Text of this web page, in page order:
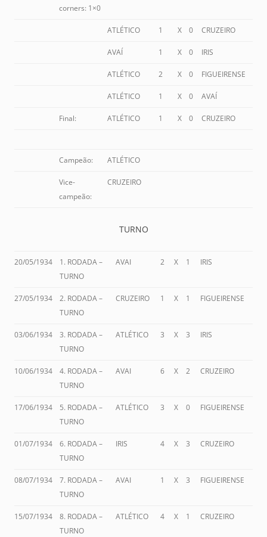
corners: 1×0
ATLÉTICO 1 X 0 CRUZEIRO
AVAÍ 1 X 0 IRIS
ATLÉTICO 2 X 0 FIGUEIRENSE
ATLÉTICO 1 X 0 AVAÍ
Final: ATLÉTICO 1 X 0 CRUZEIRO
Campeão: ATLÉTICO
Vice-
campeão:
CRUZEIRO
TURNO
20/05/1934
1. RODADA –
TURNO
AVAI 2 X 1 IRIS
27/05/1934
2. RODADA –
TURNO
CRUZEIRO 1 X 1 FIGUEIRENSE
03/06/1934
3. RODADA –
TURNO
ATLÉTICO 3 X 3 IRIS
10/06/1934
4. RODADA –
TURNO
AVAI 6 X 2 CRUZEIRO
17/06/1934
5. RODADA –
TURNO
ATLÉTICO 3 X 0 FIGUEIRENSE
01/07/1934
6. RODADA –
TURNO
IRIS 4 X 3 CRUZEIRO
08/07/1934
7. RODADA –
TURNO
AVAI 1 X 3 FIGUEIRENSE
15/07/1934
8. RODADA –
TURNO
ATLÉTICO 4 X 1 CRUZEIRO